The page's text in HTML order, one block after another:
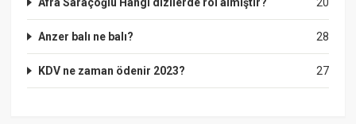
28
Anzer balı ne balı?
27
KDV ne zaman ödenir 2023?